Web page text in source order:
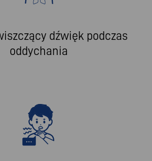
dźwięk podczas
oddychania